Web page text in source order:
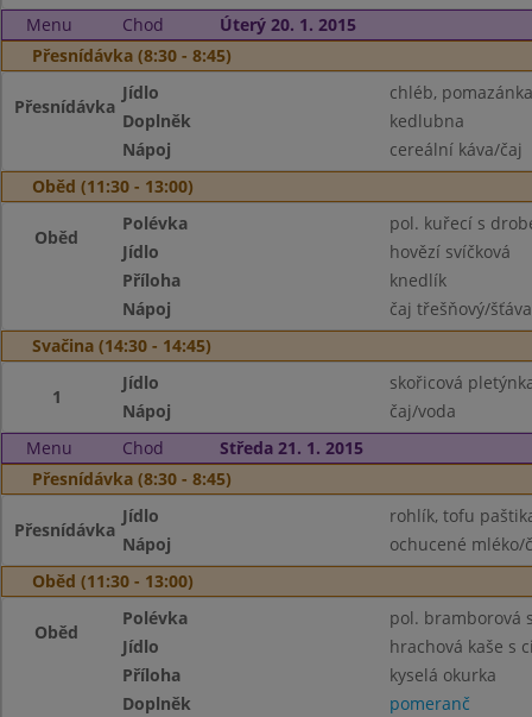
Menu
Chod
Úterý 20. 1. 2015
Přesnídávka (8:30 - 8:45)
Přesnídávka
Jídlo
chléb,
Doplněk
kedlubna
Nápoj
cereální káva/čaj
Oběd (11:30 - 13:00)
Oběd
Polévka
pol. kuřecí s
Jídlo
hovězí svíčková
Příloha
knedlík
Nápoj
čaj třešňový/
Svačina (14:30 - 14:45)
1
Jídlo
skořicová
Nápoj
čaj/voda
Menu
Chod
Středa 21. 1. 2015
Přesnídávka (8:30 - 8:45)
Přesnídávka
Jídlo
rohlík, tofu
Nápoj
ochucené mléko/
Oběd (11:30 - 13:00)
Oběd
Polévka
pol. bramborová
Jídlo
hrachová kaše s
Příloha
kyselá okurka
Doplněk
pomeranč